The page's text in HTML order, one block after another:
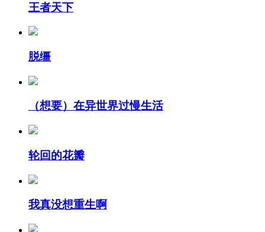
王者天下
脱缰
（想要）在异世界过慢生活
轮回的花瓣
我真没想重生啊